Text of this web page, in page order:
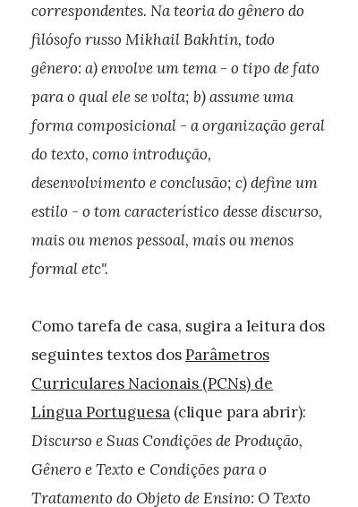
correspondentes. Na teoria do gênero do
filósofo russo Mikhail Bakhtin, todo
gênero: a) envolve um tema - o tipo de fato
para o qual ele se volta; b) assume uma
forma composicional - a organização geral
do texto, como introdução,
desenvolvimento e conclusão; c) define um
estilo - o tom característico desse discurso,
mais ou menos pessoal, mais ou menos
formal etc".
Como tarefa de casa, sugira a leitura dos
seguintes textos dosParâmetros
Curriculares Nacionais (PCNs) de
Língua Portuguesa (clique para abrir):
Discurso e Suas Condições de Produção,
Gênero e Texto e Condições para o
Tratamento do Objeto de Ensino: O Texto